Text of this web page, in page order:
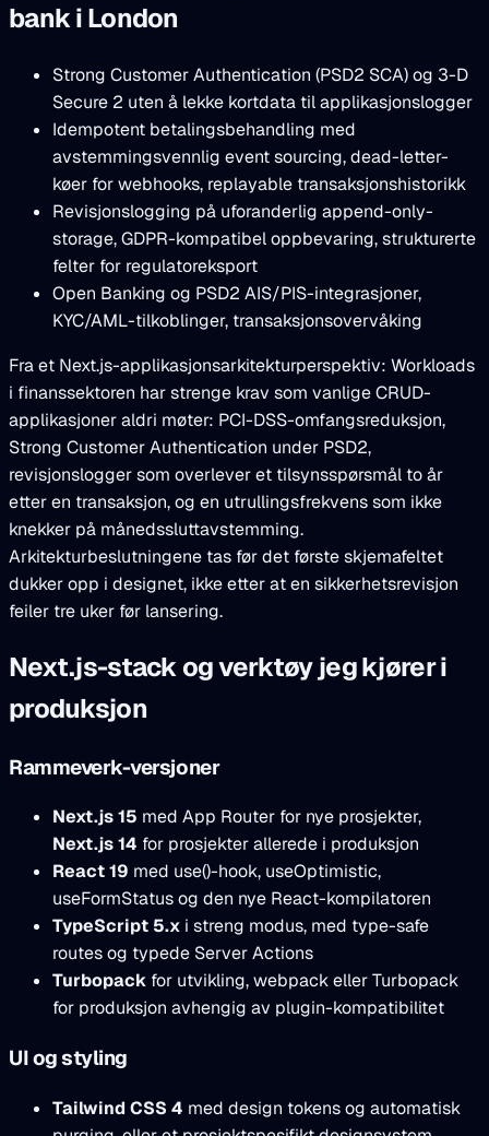
bank i London
Strong Customer Authentication (PSD2 SCA) og 3-D
Secure 2 uten å lekke kortdata til applikasjonslogger
Idempotent betalingsbehandling med
avstemmingsvennlig event sourcing, dead-letter-
køer for webhooks, replayable transaksjonshistorikk
Revisjonslogging på uforanderlig append-only-
storage, GDPR-kompatibel oppbevaring, strukturerte
felter for regulatoreksport
Open Banking og PSD2 AIS/PIS-integrasjoner,
KYC/AML-tilkoblinger, transaksjonsovervåking
Fra et Next.js-applikasjonsarkitekturperspektiv: Workloads
i finanssektoren har strenge krav som vanlige CRUD-
applikasjoner aldri møter: PCI-DSS-omfangsreduksjon,
Strong Customer Authentication under PSD2,
revisjonslogger som overlever et tilsynsspørsmål to år
etter en transaksjon, og en utrullingsfrekvens som ikke
knekker på månedssluttavstemming.
Arkitekturbeslutningene tas før det første skjemafeltet
dukker opp i designet, ikke etter at en sikkerhetsrevisjon
feiler tre uker før lansering.
Next.js-stack og verktøy jeg kjører i
produksjon
Rammeverk-versjoner
Next.js 15 med App Router for nye prosjekter,
Next.js 14 for prosjekter allerede i produksjon
React 19 med use()-hook, useOptimistic,
useFormStatus og den nye React-kompilatoren
TypeScript 5.x i streng modus, med type-safe
routes og typede Server Actions
Turbopack for utvikling, webpack eller Turbopack
for produksjon avhengig av plugin-kompatibilitet
UI og styling
Tailwind CSS 4 med design tokens og automatisk